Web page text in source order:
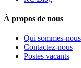
À propos de nous
Qui sommes-nous
Contactez-nous
Postes vacants